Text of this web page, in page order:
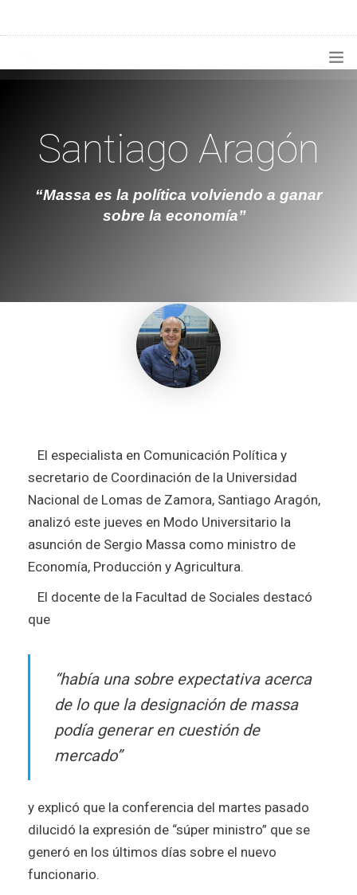
¿QUIÉNES SOMOS?
PRODUCCIONES ESPECIALES
Santiago Aragón
“Massa es la política volviendo a ganar
sobre la economía”
El especialista en Comunicación Política y
secretario de Coordinación de la Universidad
Nacional de Lomas de Zamora, Santiago Aragón,
analizó este jueves en Modo Universitario la
asunción de Sergio Massa como ministro de
Economía, Producción y Agricultura.
El docente de la Facultad de Sociales destacó
que
“había una sobre expectativa acerca
de lo que la designación de massa
podía generar en cuestión de
mercado”
y explicó que la conferencia del martes pasado
dilucidó la expresión de “súper ministro” que se
generó en los últimos días sobre el nuevo
funcionario.